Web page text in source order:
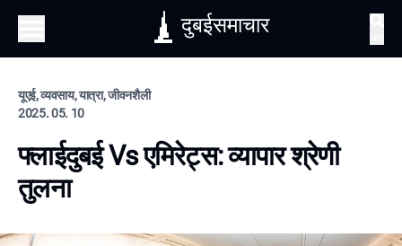
दुबईसमाचार
यूएई, व्यवसाय, यात्रा, जीवनशैली
2025. 05. 10
फ्लाईदुबई Vs एमिरेट्स: व्यापार श्रेणी
तुलना